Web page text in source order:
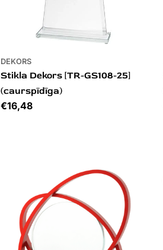
DEKORS
Stikla Dekors [TR-GS108-25]
(caurspīdīga)
Cena
€16,48